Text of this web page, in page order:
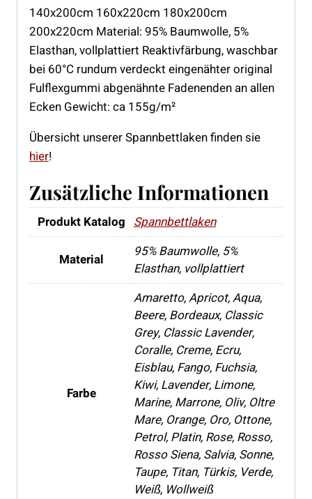
140x200cm 160x220cm 180x200cm
200x220cm Material: 95% Baumwolle, 5%
Elasthan, vollplattiert Reaktivfärbung, waschbar
bei 60°C rundum verdeckt eingenähter original
Fulflexgummi abgenähnte Fadenenden an allen
Ecken Gewicht: ca 155g/m²
Übersicht unserer Spannbettlaken finden sie
hier!
Zusätzliche Informationen
Produkt Katalog Spannbettlaken
Material
95% Baumwolle, 5%
Elasthan, vollplattiert
Farbe
Amaretto, Apricot, Aqua,
Beere, Bordeaux, Classic
Grey, Classic Lavender,
Coralle, Creme, Ecru,
Eisblau, Fango, Fuchsia,
Kiwi, Lavender, Limone,
Marine, Marrone, Oliv, Oltre
Mare, Orange, Oro, Ottone,
Petrol, Platin, Rose, Rosso,
Rosso Siena, Salvia, Sonne,
Taupe, Titan, Türkis, Verde,
Weiß, Wollweiß